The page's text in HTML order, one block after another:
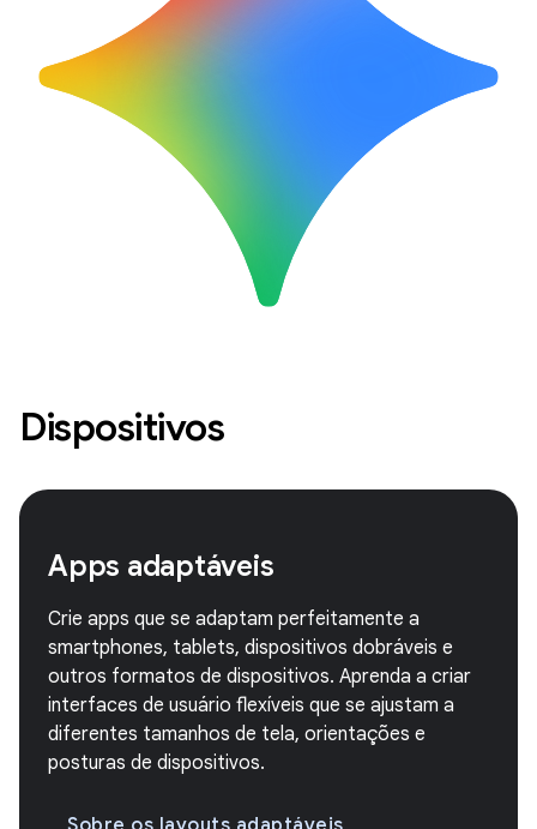
Dispositivos
Apps adaptáveis
Crie apps que se adaptam perfeitamente a
smartphones, tablets, dispositivos dobráveis e
outros formatos de dispositivos. Aprenda a criar
interfaces de usuário flexíveis que se ajustam a
diferentes tamanhos de tela, orientações e
posturas de dispositivos.